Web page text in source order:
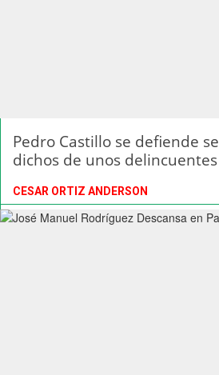
Pedro Castillo se defiende
dichos de unos
CESAR ORTIZ ANDERSON